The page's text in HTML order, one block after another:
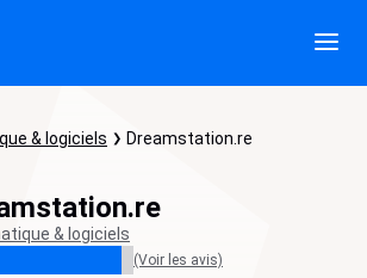
& logiciels Dreamstation.re
& logiciels
(Voir les avis)